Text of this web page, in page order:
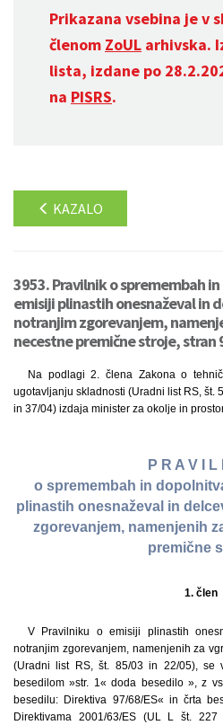
Prikazana vsebina je v
členom ZoUL arhivska.
lista, izdane po
na PISRS.
KAZALO
3953. Pravilnik o spremembah
emisiji plinastih onesnaževal in
notranjim zgorevanjem,
necestne premične stroje, stran
Na podlagi 2. člena Zakona o
ugotavljanju skladnosti (Uradni list RS, št.
in 37/04) izdaja minister za okolje in
P R A V I L
o spremembah in
plinastih onesnaževal in
zgorevanjem, namenjenih
premične
1. člen
V Pravilniku o emisiji plinastih
notranjim zgorevanjem, namenjenih za
(Uradni list RS, št. 85/03 in 22/05), se
besedilom »str. 1« doda besedilo », z
besedilu: Direktiva 97/68/ES« in črta
Direktivama 2001/63/ES (UL L št.